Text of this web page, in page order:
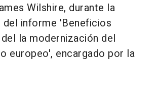
Wilshire, durante la
del informe 'Beneficios
la modernización del
europeo', encargado por la